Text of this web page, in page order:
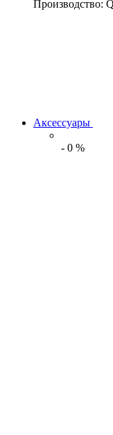
Производство:
Аксессуары
- 0 %